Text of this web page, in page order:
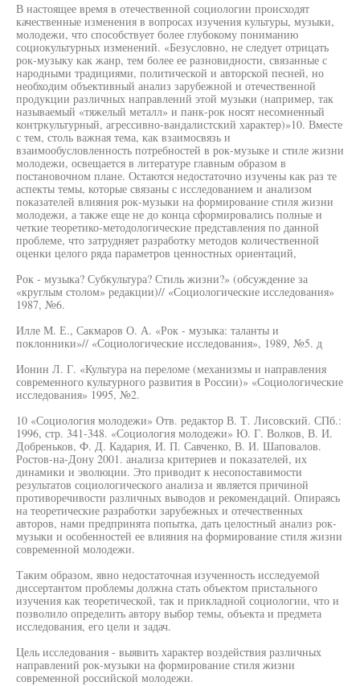
В настоящее время в отечественной социологии происходят
качественные изменения в вопросах изучения культуры, музыки,
молодежи, что способствует более глубокому пониманию
социокультурных изменений. «Безусловно, не следует отрицать
рок-музыку как жанр, тем более ее разновидности, связанные с
народными традициями, политической и авторской песней, но
необходим объективный анализ зарубежной и отечественной
продукции различных направлений этой музыки (например, так
называемый «тяжелый металл» и панк-рок носят несомненный
контркультурный, агрессивно-вандалистский характер)»10. Вместе
с тем, столь важная тема, как взаимосвязь и
взаимообусловленность потребностей в рок-музыке и стиле жизни
молодежи, освещается в литературе главным образом в
постановочном плане. Остаются недостаточно изучены как раз те
аспекты темы, которые связаны с исследованием и анализом
показателей влияния рок-музыки на формирование стиля жизни
молодежи, а также еще не до конца сформировались полные и
четкие теоретико-методологические представления по данной
проблеме, что затрудняет разработку методов количественной
оценки целого ряда параметров ценностных ориентаций,
Рок - музыка? Субкультура? Стиль жизни?» (обсуждение за
«круглым столом» редакции)// «Социологические исследования»
1987, №6.
Илле М. Е., Сакмаров О. А. «Рок - музыка: таланты и
поклонники»// «Социологические исследования», 1989, №5. д
Ионин Л. Г. «Культура на переломе (механизмы и направления
современного культурного развития в России)» «Социологические
исследования» 1995, №2.
10 «Социология молодежи» Отв. редактор В. Т. Лисовский. СПб.:
1996, стр. 341-348. «Социология молодежи» Ю. Г. Волков, В. И.
Добреньков, Ф. Д. Кадария, И. П. Савченко, В. И. Шаповалов.
Ростов-на-Дону 2001. анализа критериев и показателей, их
динамики и эволюции. Это приводит к несопоставимости
результатов социологического анализа и является причиной
противоречивости различных выводов и рекомендаций. Опираясь
на теоретические разработки зарубежных и отечественных
авторов, нами предпринята попытка, дать целостный анализ рок-
музыки и особенностей ее влияния на формирование стиля жизни
современной молодежи.
Таким образом, явно недостаточная изученность исследуемой
диссертантом проблемы должна стать объектом пристального
изучения как теоретической, так и прикладной социологии, что и
позволило определить автору выбор темы, объекта и предмета
исследования, его цели и задач.
Цель исследования - выявить характер воздействия различных
направлений рок-музыки на формирование стиля жизни
современной российской молодежи.